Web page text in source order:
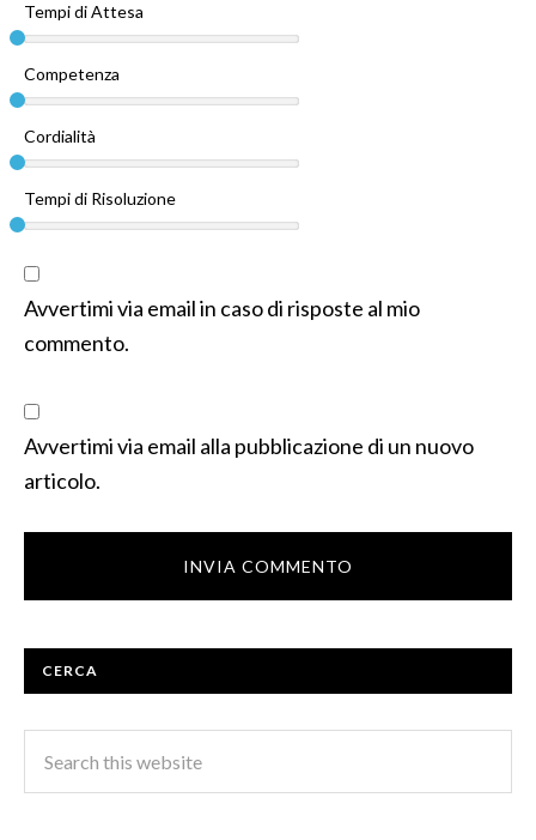
Tempi di Attesa
Competenza
Cordialità
Tempi di Risoluzione
Avvertimi via email in caso di risposte al mio
commento.
Avvertimi via email alla pubblicazione di un nuovo
articolo.
CERCA